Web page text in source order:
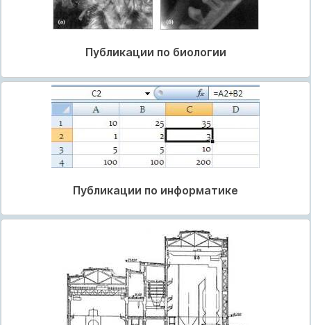
Публикации по биологии
Публикации по информатике